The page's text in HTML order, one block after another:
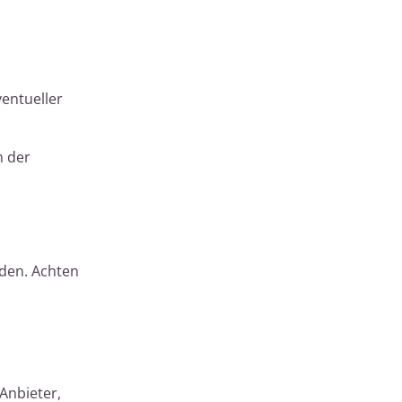
der
Achten